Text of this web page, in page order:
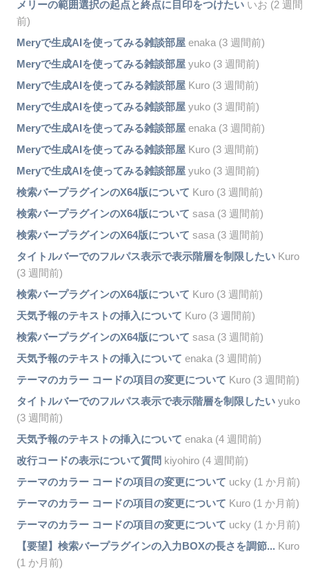
メリーの範囲選択の起点と終点に目印をつけたいいお (2 週間
前)
Meryで生成AIを使ってみる雑談部屋enaka (3 週間前)
Meryで生成AIを使ってみる雑談部屋yuko (3 週間前)
Meryで生成AIを使ってみる雑談部屋Kuro (3 週間前)
Meryで生成AIを使ってみる雑談部屋yuko (3 週間前)
Meryで生成AIを使ってみる雑談部屋enaka (3 週間前)
Meryで生成AIを使ってみる雑談部屋Kuro (3 週間前)
Meryで生成AIを使ってみる雑談部屋yuko (3 週間前)
検索バープラグインのX64版について Kuro (3 週間前)
検索バープラグインのX64版について sasa (3 週間前)
検索バープラグインのX64版について sasa (3 週間前)
タイトルバーでのフルパス表示で表示階層を制限したいKuro
(3 週間前)
検索バープラグインのX64版について Kuro (3 週間前)
天気予報のテキストの挿入について Kuro (3 週間前)
検索バープラグインのX64版について sasa (3 週間前)
天気予報のテキストの挿入について enaka (3 週間前)
テーマのカラー コードの項目の変更について Kuro (3 週間前)
タイトルバーでのフルパス表示で表示階層を制限したいyuko
(3 週間前)
天気予報のテキストの挿入について enaka (4 週間前)
改行コードの表示について質問 kiyohiro (4 週間前)
テーマのカラー コードの項目の変更について ucky (1 か月前)
テーマのカラー コードの項目の変更について Kuro (1 か月前)
テーマのカラー コードの項目の変更について ucky (1 か月前)
【要望】検索バープラグインの入力BOXの長さを調節... Kuro
(1 か月前)